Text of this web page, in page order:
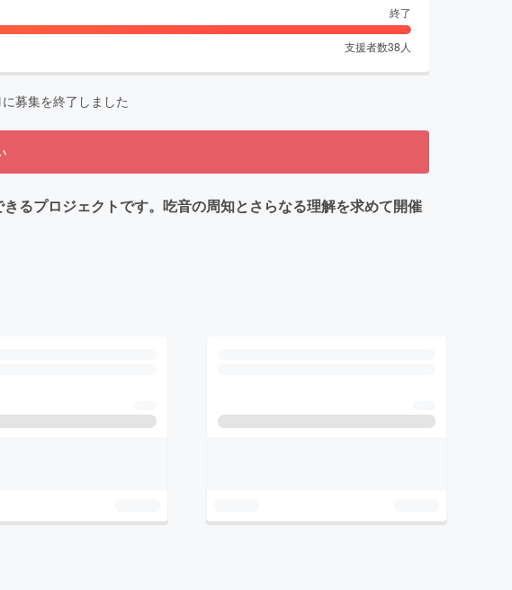
終了
支援者数38 人
に募集を終了しました
るプロジェクトです。吃音の周知とさらなる理解を求めて開催